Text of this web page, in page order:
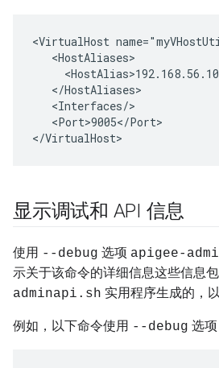
<VirtualHost
   <HostAliases>
   </HostAliases>
   <Interfaces/>
   <Port>9005</Port>
</VirtualHost>
显示调试和 API 信息
使用 --debug 选项 apigee-
示关于该命令的详细信息这些信息
adminapi.sh 实用程序生成的，
例如，以下命令使用 --debug 选项